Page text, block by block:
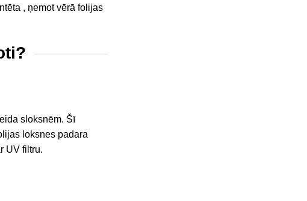
, ņemot vērā folijas
sloksnēm. Šī
loksnes padara
UV filtru.